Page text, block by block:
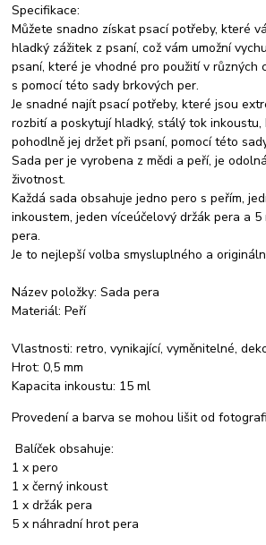
Specifikace:
Můžete snadno získat psací potřeby, které
hladký zážitek z psaní, což vám umožní
psaní, které je vhodné pro použití v různých
s pomocí této sady brkových per.
Je snadné najít psací potřeby, které jsou
rozbití a poskytují hladký, stálý tok inkoustu,
pohodlně jej držet při psaní, pomocí této
Sada per je vyrobena z mědi a peří, je
životnost.
Každá sada obsahuje jedno pero s peřím,
inkoustem, jeden víceúčelový držák pera a
pera.
Je to nejlepší volba smysluplného a
Název položky: Sada pera
Materiál: Peří
Vlastnosti: retro, vynikající, vyměnitelné,
Hrot: 0,5 mm
Kapacita inkoustu: 15 ml
Provedení a barva se mohou lišit od
Balíček obsahuje:
1 x pero
1 x černý inkoust
1 x držák pera
5 x náhradní hrot pera